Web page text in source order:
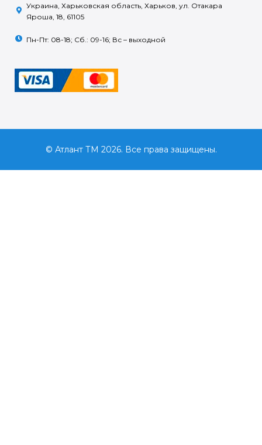
Украина, Харьковская область, Харьков, ул. Отакара
Яроша, 18, 61105
Пн-Пт: 08-18; Сб.: 09-16; Вс – выходной
© Атлант ТМ 2026. Все права защищены.